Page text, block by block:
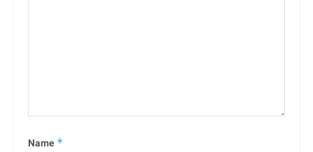
Name *